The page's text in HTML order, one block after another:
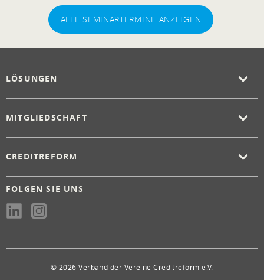
ALLE SEMINARTERMINE ANZEIGEN
LÖSUNGEN
MITGLIEDSCHAFT
CREDITREFORM
FOLGEN SIE UNS
© 2026 Verband der Vereine Creditreform e.V.